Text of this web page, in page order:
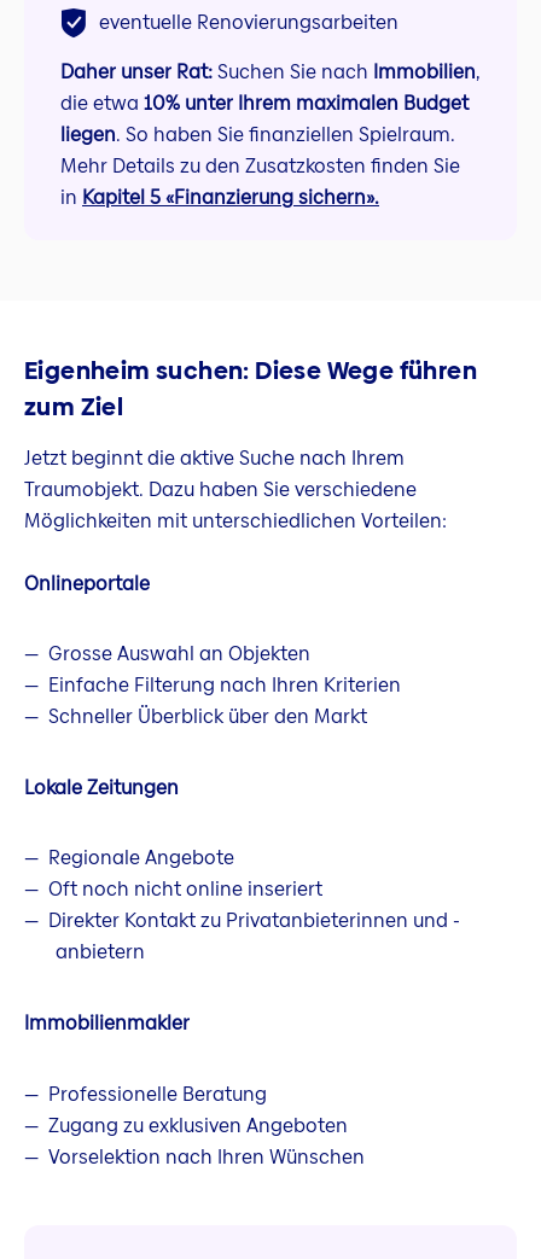
eventuelle Renovierungsarbeiten
Daher unser Rat:Suchen Sie nach Immobilien,
die etwa 10% unter Ihrem maximalen Budget
liegen. So haben Sie finanziellen Spielraum.
Mehr Details zu den Zusatzkosten finden Sie
in Kapitel 5 «Finanzierung sichern».
Eigenheim suchen: Diese Wege führen
zum Ziel
Jetzt beginnt die aktive Suche nach Ihrem
Traumobjekt. Dazu haben Sie verschiedene
Möglichkeiten mit unterschiedlichen Vorteilen:
Onlineportale
Grosse Auswahl an Objekten
Einfache Filterung nach Ihren Kriterien
Schneller Überblick über den Markt
Lokale Zeitungen
Regionale Angebote
Oft noch nicht online inseriert
Direkter Kontakt zu Privatanbieterinnen und -
anbietern
Immobilienmakler
Professionelle Beratung
Zugang zu exklusiven Angeboten
Vorselektion nach Ihren Wünschen